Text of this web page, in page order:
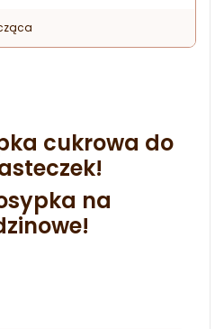
cukrowa do
na